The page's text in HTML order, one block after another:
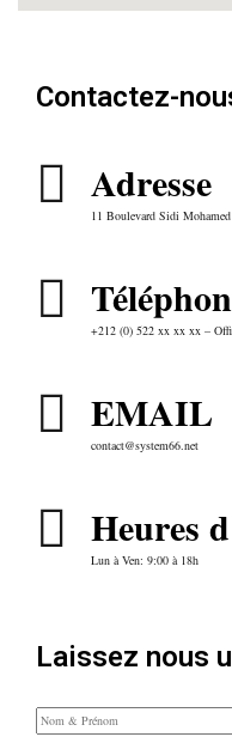
Contactez-
Adresse
11 Boulevard Sidi
+212 (0) 522 xx xx xx –
EMAIL
contact@system66.net
Heures
Lun à Ven: 9:00 à 18h
Laissez nous